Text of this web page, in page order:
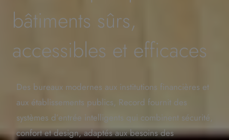
bâtiments sûrs,
accessibles et efficaces
Des bureaux modernes aux institutions financières et
aux établissements publics, Record fournit des
systèmes d’entrée intelligents qui combinent sécurité,
confort et design, adaptés aux besoins des